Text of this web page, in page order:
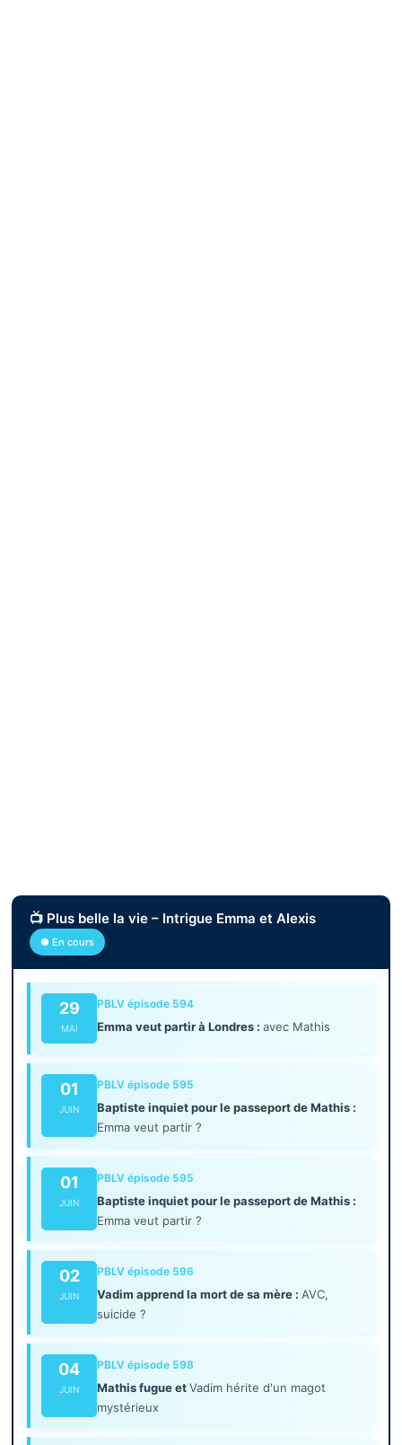
📺 Plus belle la vie – Intrigue Emma et Alexis
● En cours
29
MAI
PBLV épisode 594
Emma veut partir à Londres :avec Mathis
01
JUIN
PBLV épisode 595
Baptiste inquiet pour le passeport de Mathis :
Emma veut partir ?
01
JUIN
PBLV épisode 595
Baptiste inquiet pour le passeport de Mathis :
Emma veut partir ?
02
JUIN
PBLV épisode 596
Vadim apprend la mort de sa mère :AVC,
suicide ?
04
JUIN
PBLV épisode 598
Mathis fugue etVadim hérite d'un magot
mystérieux